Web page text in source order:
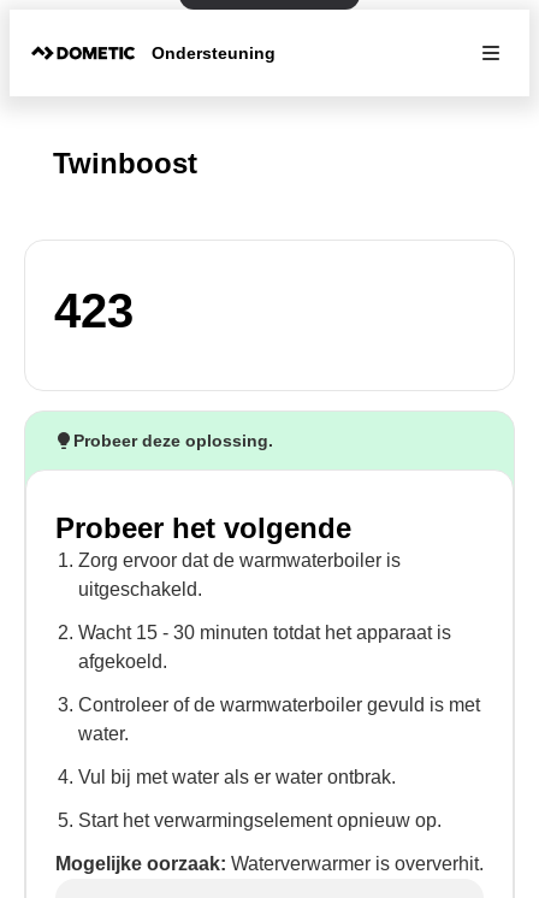
Ondersteuning
Twinboost
423
Probeer deze oplossing.
Probeer het volgende
Zorg ervoor dat de warmwaterboiler is
uitgeschakeld.
Wacht 15 - 30 minuten totdat het apparaat is
afgekoeld.
Controleer of de warmwaterboiler gevuld is met
water.
Vul bij met water als er water ontbrak.
Start het verwarmingselement opnieuw op.
Mogelijke oorzaak: Waterverwarmer is oververhit.